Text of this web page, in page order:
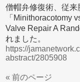
僧帽弁修復術、従
「Minithoracotomy
Valve Repair A
れました。
https://
abstract/2805908
« 前のページ